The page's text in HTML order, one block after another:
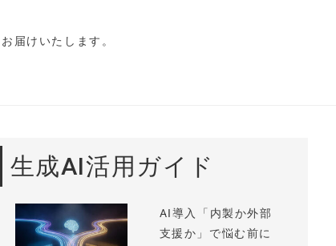
届けいたします。
生成AI活用ガイド
AI導入「内製か外部
支援か」で悩む前に